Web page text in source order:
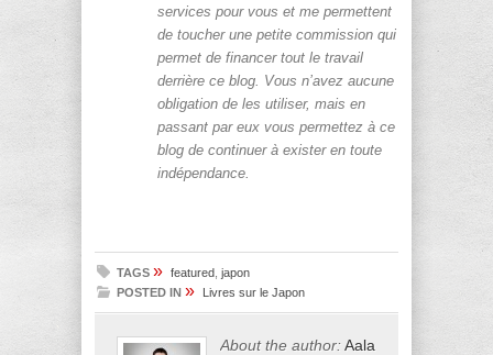
services pour vous et me permettent
de toucher une petite commission qui
permet de financer tout le travail
derrière ce blog. Vous n’avez aucune
obligation de les utiliser, mais en
passant par eux vous permettez à ce
blog de continuer à exister en toute
indépendance.
TAGS » featured japon
POSTED IN » Livres sur le Japon
About the author:Aala